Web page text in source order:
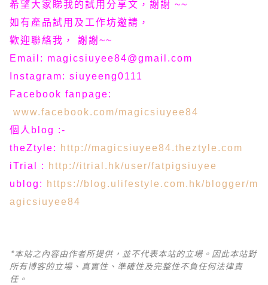
希望大家睇我的試用分享文，謝謝 ~~
如有產品試用及工作坊邀請，
歡迎聯絡我， 謝謝~~
Email: magicsiuyee84@gmail.com
Instagram: siuyeeng0111
Facebook fanpage:
www.facebook.com/magicsiuyee84
個人blog :-
theZtyle:
http://magicsiuyee84.theztyle.com
iTrial :
http://itrial.hk/user/fatpigsiuyee
ublog:
https://blog.ulifestyle.com.hk/blogger/m
agicsiuyee84
*本站之內容由作者所提供，並不代表本站的立場。因此本站對
所有博客的立場、真實性、準確性及完整性不負任何法律責
任。